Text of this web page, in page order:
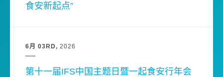
食安新起点”
6月 03RD 2026
第十一届IFS中国主题日暨一起食安行年会